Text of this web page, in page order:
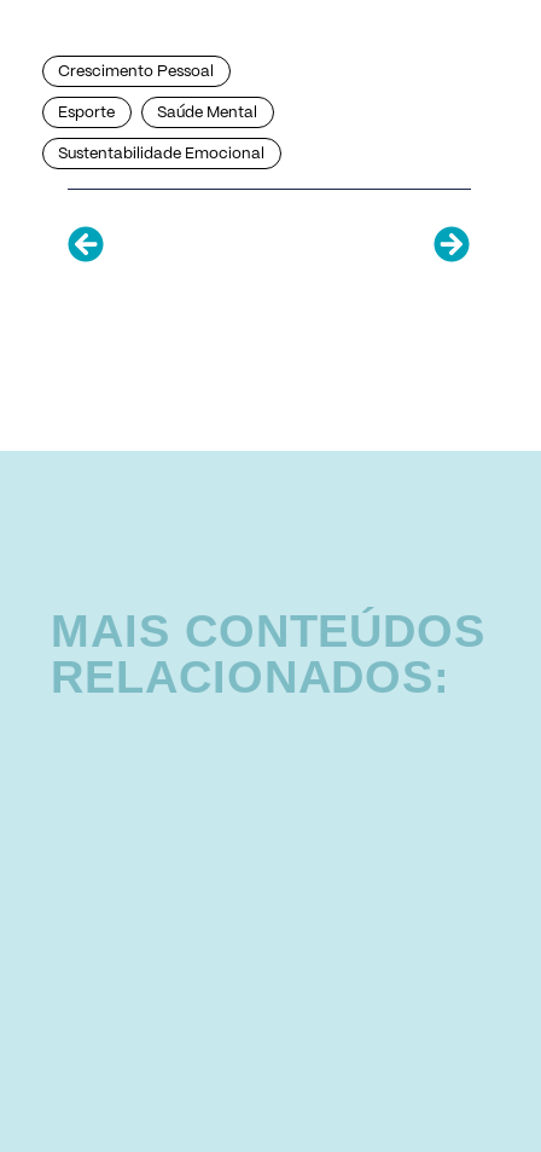
Crescimento Pessoal
Esporte Saúde Mental
Sustentabilidade Emocional
MAIS CONTEÚDOS
RELACIONADOS: